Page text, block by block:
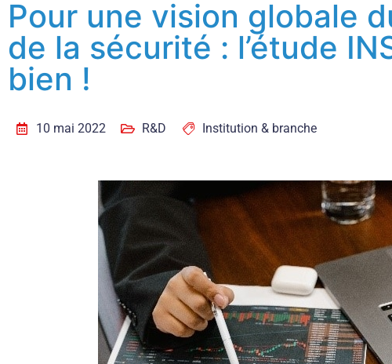
Pour une vision globale
de la sécurité : l’étude
bien !
10 mai 2022 R&D Institution & branche